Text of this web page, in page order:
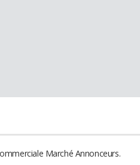
Marché Annonceurs.